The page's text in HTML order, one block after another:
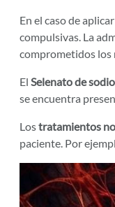
En el caso de aplicar
compulsivas. La
comprometidos los
El Selenato de sodio
se encuentra
Lostratamientos
paciente. Por